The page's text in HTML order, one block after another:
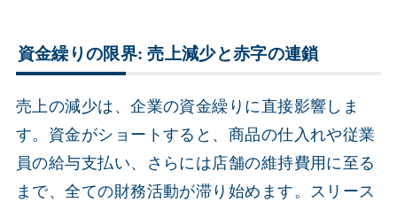
資金繰りの限界: 売上減少と赤字の連鎖
売上の減少は、企業の資金繰りに直接影響しま
す。資金がショートすると、商品の仕入れや従業
員の給与支払い、さらには店舗の維持費用に至る
まで、全ての財務活動が滞り始めます。スリース